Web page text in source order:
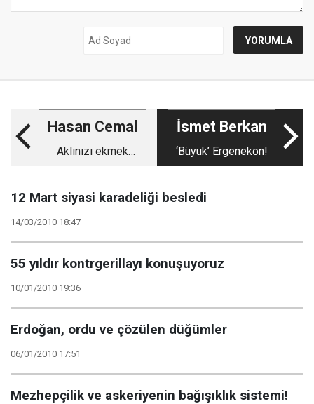
Hasan Cemal
Aklınızı ekmek
İsmet Berkan
‘Büyük’ Ergenekon!
12 Mart siyasi karadeliği besledi
14/03/2010 18:47
55 yıldır kontrgerillayı konuşuyoruz
10/01/2010 19:36
Erdoğan, ordu ve çözülen düğümler
06/01/2010 17:51
Mezhepçilik ve askeriyenin bağışıklık sistemi!